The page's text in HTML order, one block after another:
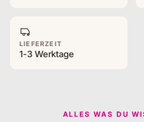
LIEFERZEIT
1-3 Werktage
ALLES WAS DU